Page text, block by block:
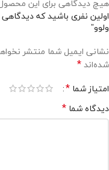
هیچ دیدگاهی برای این
اولین نفری باشید که
ولوو”
نشانی ایمیل شما منتشر
شده‌اند*
امتیاز شما *
دیدگاه شما *